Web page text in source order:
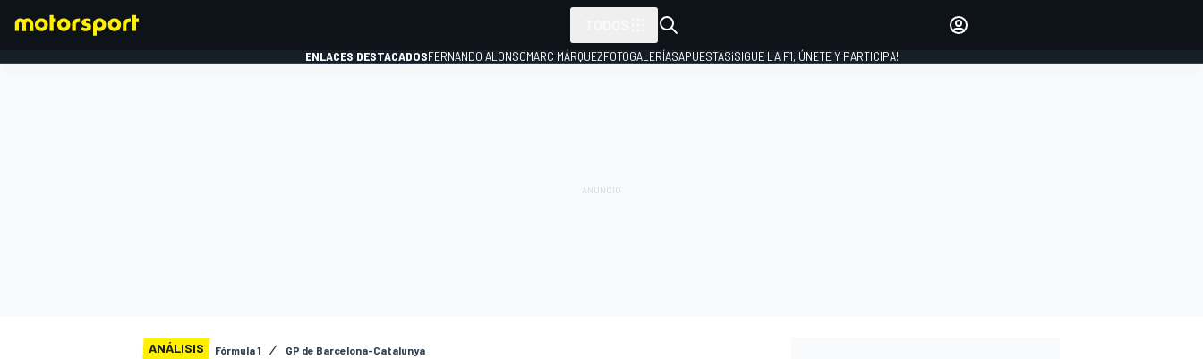
ENLACES DESTACADOSFERNANDO ALONSOMARC MÁRQUEZFOTOGALERÍASAPUESTAS¡SIGUE LA F1, ÚNETE Y PARTICIPA!
ANÁLISIS Fórmula 1 GP de Barcelona-Catalunya